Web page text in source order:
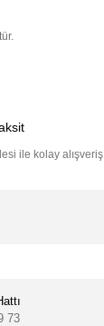
ile kolay alışveriş
73